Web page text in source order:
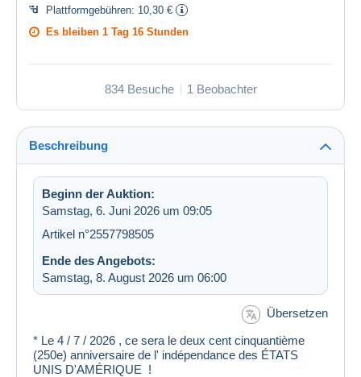
Plattformgebühren: 10,30 €
Es bleiben 1 Tag 16 Stunden
834 Besuche 1 Beobachter
Beschreibung
Beginn der Auktion:
Samstag, 6. Juni 2026 um 09:05
Artikel n°2557798505
Ende des Angebots:
Samstag, 8. August 2026 um 06:00
Übersetzen
* Le 4 / 7 / 2026 , ce sera le deux cent cinquantième
(250e) anniversaire de l' indépendance des ÉTATS
UNIS D'AMÉRIQUE !